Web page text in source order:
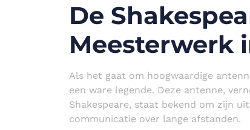
De
Meesterwerk
Als het gaat om hoogwaardige
een ware legende. Deze antenne,
Shakespeare, staat bekend om zijn
communicatie over lange afstanden.